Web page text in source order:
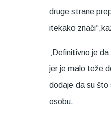
druge strane
itekako
„Definitivno je
jer je malo teže
dodaje da su što
osobu.